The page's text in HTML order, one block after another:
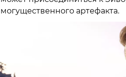
могущественного артефакта.